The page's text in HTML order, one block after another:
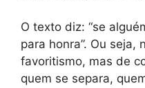
O texto diz: “se
para honra”. Ou seja,
favoritismo, mas de
quem se separa,